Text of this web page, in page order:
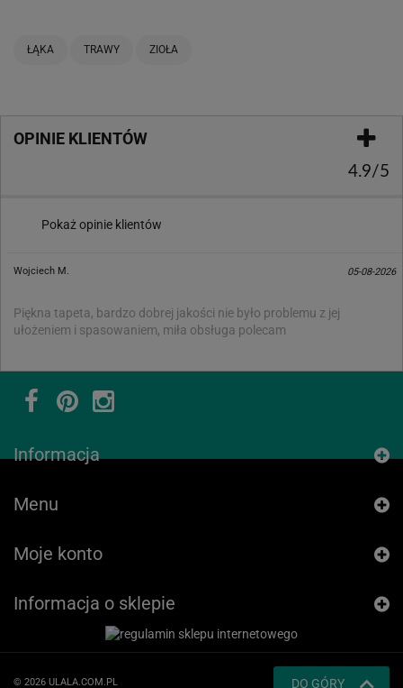
ŁĄKA TRAWY ZIOŁA
OPINIE KLIENTÓW
4.9/5
Pokaż opinie klientów
Wojciech M. 05-08-2026
Piękna tapeta, bardzo dobrej jakości nie było problemu z jej
ułożeniem i spasowaniem, miła obsługa polecam
Informacja
Menu
Moje konto
Informacja o sklepie
© 2026 ULALA.COM.PL DO GÓRY